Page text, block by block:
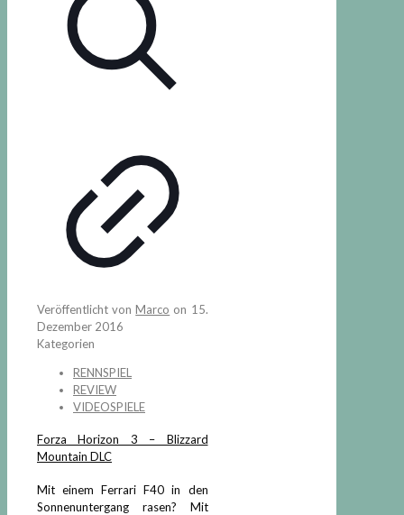
Veröffentlicht vonMarco on 15.
Dezember 2016
Kategorien
RENNSPIEL
REVIEW
VIDEOSPIELE
Forza Horizon 3 – Blizzard
Mountain DLC
Mit einem Ferrari F40 in den
Sonnenuntergang rasen? Mit